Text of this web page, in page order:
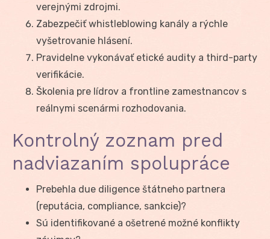
verejnými zdrojmi.
Zabezpečiť whistleblowing kanály a rýchle
vyšetrovanie hlásení.
Pravidelne vykonávať etické audity a third-party
verifikácie.
Školenia pre lídrov a frontline zamestnancov s
reálnymi scenármi rozhodovania.
Kontrolný zoznam pred
nadviazaním spolupráce
Prebehla due diligence štátneho partnera
(reputácia, compliance, sankcie)?
Sú identifikované a ošetrené možné konflikty